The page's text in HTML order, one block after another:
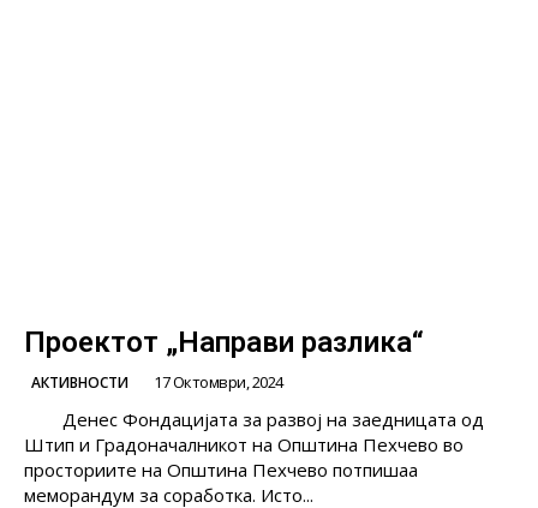
Проектот „Направи разлика“
АКТИВНОСТИ 17 Октомври, 2024
Денес Фондацијата за развој на заедницата од
Штип и Градоначалникот на Општина Пехчево во
просториите на Општина Пехчево потпишаа
меморандум за соработка. Исто...